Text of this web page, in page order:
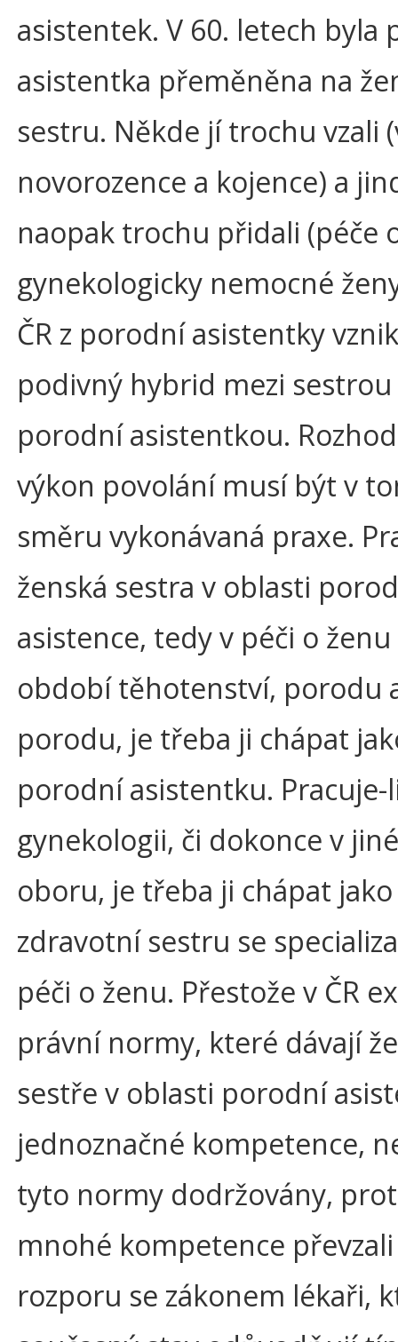
asistentek. V 60. letech byla
asistentka přeměněna na
sestru. Někde jí trochu vzali
novorozence a kojence) a
naopak trochu přidali (péče
gynekologicky nemocné
ČR z porodní asistentky
podivný hybrid mezi sestrou
porodní asistentkou.
výkon povolání musí být v
směru vykonávaná praxe.
ženská sestra v oblasti
asistence, tedy v péči o
období těhotenství, porodu
porodu, je třeba ji chápat
porodní asistentku. Pracuje-
gynekologii, či dokonce v
oboru, je třeba ji chápat jako
zdravotní sestru se
péči o ženu. Přestože v ČR
právní normy, které dávají
sestře v oblasti porodní
jednoznačné kompetence,
tyto normy dodržovány,
mnohé kompetence převzali
rozporu se zákonem lékaři,